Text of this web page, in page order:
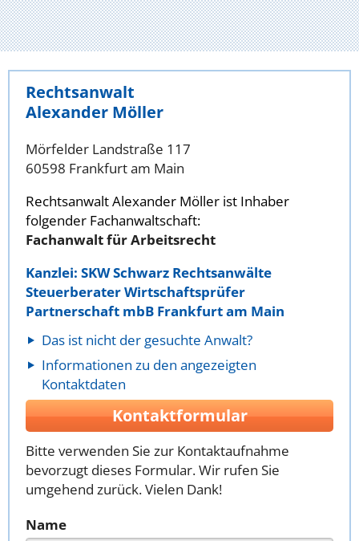
Rechtsanwalt
Alexander Möller
Mörfelder Landstraße 117
60598 Frankfurt am Main
Rechtsanwalt Alexander Möller ist Inhaber
folgender Fachanwaltschaft:
Fachanwalt für Arbeitsrecht
Kanzlei: SKW Schwarz Rechtsanwälte
Steuerberater Wirtschaftsprüfer
Partnerschaft mbB Frankfurt am Main
Das ist nicht der gesuchte Anwalt?
Informationen zu den angezeigten
Kontaktdaten
Kontaktformular
Bitte verwenden Sie zur Kontaktaufnahme
bevorzugt dieses Formular. Wir rufen Sie
umgehend zurück. Vielen Dank!
Name